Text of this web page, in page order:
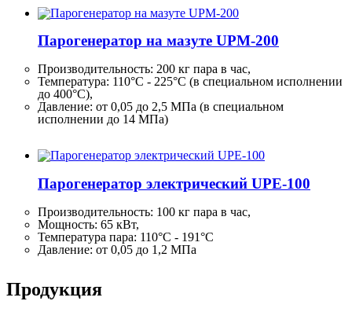
Парогенератор на мазуте UPM-200
Производительность: 200 кг пара в час,
Температура: 110°C - 225°C (в специальном исполнении
до 400°C),
Давление: от 0,05 до 2,5 МПа (в специальном
исполнении до 14 МПа)
Парогенератор электрический UPE-100
Производительность: 100 кг пара в час,
Мощность: 65 кВт,
Температура пара: 110°C - 191°C
Давление: от 0,05 до 1,2 МПа
Продукция